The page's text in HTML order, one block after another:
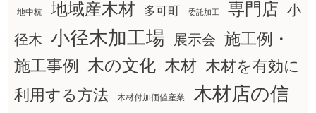
地中杭 地域産木材 多可町 委託加工 専門店 小
径木 小径木加工場 展示会 施工例・
施工事例
木の文化 木材 木材を有効に
利用する方法
木材付加価値産業
木材店の信